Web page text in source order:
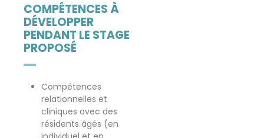
COMPÉTENCES À
DÉVELOPPER
PENDANT LE STAGE
PROPOSÉ
Compétences
relationnelles et
cliniques avec des
résidents âgés (en